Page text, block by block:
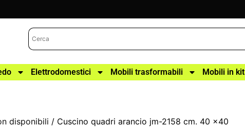
Elettrodomestici Mobili trasformabili Mobili in kit
disponibili / Cuscino quadri arancio jm-2158 cm. 40 x40